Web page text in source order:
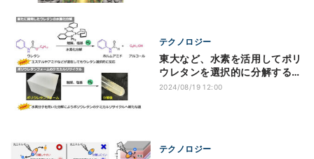
テクノロジー
東大など、水素を活用してポリ
ウレタンを選択的に分解する触
媒を開発
2024/08/19 12:00
テクノロジー